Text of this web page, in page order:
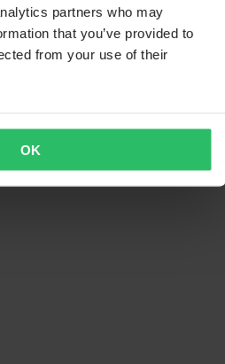
partners who may
that you’ve provided to
from your use of their
OK